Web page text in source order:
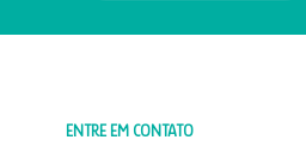
ENTRE EM CONTATO